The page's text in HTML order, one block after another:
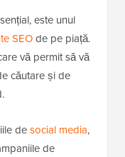
este unul
SEOde pe piață.
vă permit să vă
căutare și de
desocial media,
de